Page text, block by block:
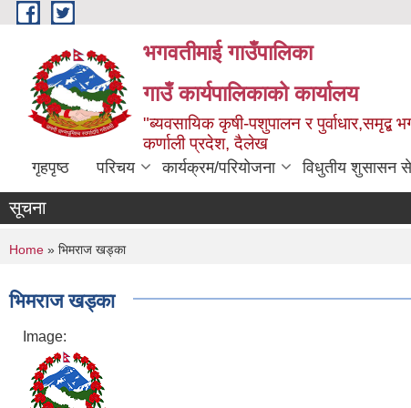
Skip to main content
भगवतीमाई गाउँपालिका
गाउँ कार्यपालिकाको कार्यालय
"ब्यवसायिक कृषी-पशुपालन र पुर्वाधार,समृद्ब
कर्णाली प्रदेश, दैलेख
गृहपृष्ठ परिचय कार्यक्रम/परियोजना विधुतीय शुसासन
सूचना
You are here
Home » भिमराज खड्का
भिमराज खड्का
Image: